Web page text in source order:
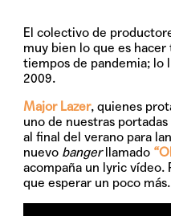
El colectivo de
muy bien lo que es
tiempos de pandemia; lo
2009.
Major Lazer, quienes
uno de nuestras
al final del verano para
nuevo bangerllamado
acompaña un lyric vídeo.
que esperar un poco más.